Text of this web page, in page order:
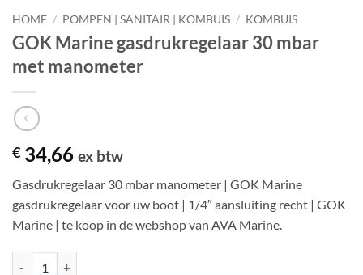
HOME / POMPEN | SANITAIR | KOMBUIS / KOMBUIS
GOK Marine gasdrukregelaar 30 mbar
met manometer
€ 34,66 ex btw
Gasdrukregelaar 30 mbar manometer | GOK Marine
gasdrukregelaar voor uw boot | 1/4″ aansluiting recht | GOK
Marine | te koop in de webshop van AVA Marine.